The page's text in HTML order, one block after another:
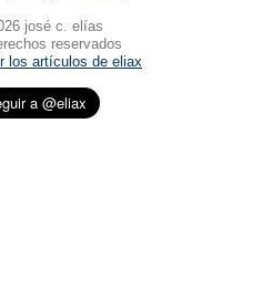
josé c. elías
reservados
los artículos de eliax